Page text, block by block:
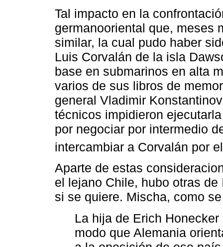
Tal impacto en la
germanooriental que, meses
similar, la cual pudo haber
Luis Corvalán de la isla
base en submarinos en alta
varios de sus libros de
general Vladimir
técnicos impidieron
por negociar por intermedio
intercambiar a Corvalán por
Aparte de estas
el lejano Chile, hubo otras
si se quiere. Mischa, como
La hija de Erich
modo que Alemania